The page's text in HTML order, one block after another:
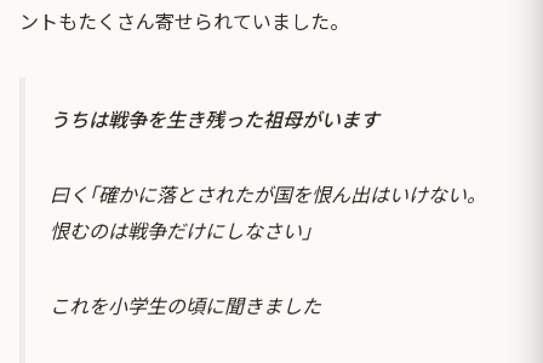
ントもたくさん寄せられていました。
うちは戦争を生き残った祖母がいます
曰く｢確かに落とされたが国を恨ん出はいけない。
恨むのは戦争だけにしなさい｣
これを小学生の頃に聞きました